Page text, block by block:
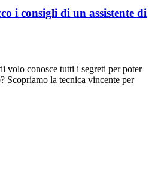
i consigli di un assistente di
volo conosce tutti i segreti per poter
Scopriamo la tecnica vincente per